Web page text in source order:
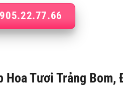
Hoa Tươi Trảng Bom,